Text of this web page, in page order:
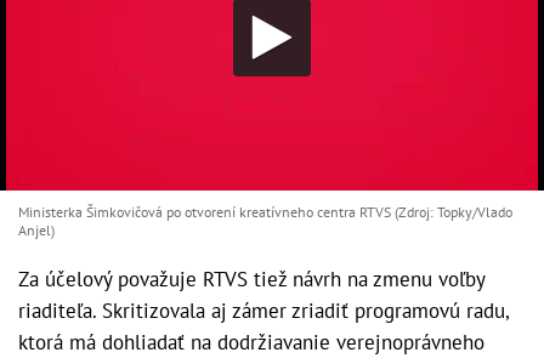
Ministerka Šimkovičová po otvorení kreatívneho centra RTVS (Zdroj: Topky/Vlado
Anjel)
Za účelový považuje RTVS tiež návrh na zmenu voľby
riaditeľa. Skritizovala aj zámer zriadiť programovú radu,
ktorá má dohliadať na dodržiavanie verejnoprávneho